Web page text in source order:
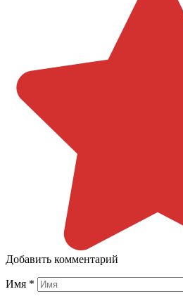
Добавить комментарий
Имя *